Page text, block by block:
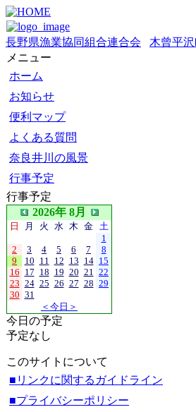
長野県漁業協同組合連合会 木曾平
メニュー
ホーム
お知らせ
便利マップ
よくある質問
奈良井川の風景
行事予定
行事予定
2026年 8月
日 月 火 水 木 金 土
1
2
3 4 5 6 7
8
9
10 11 12 13 14 15
16 17 18 19 20 21 22
23 24 25 26 27 28 29
30 31
＜今日＞
今日の予定
予定なし
このサイトについて
■リンクに関するガイドライン
■プライバシーポリシー